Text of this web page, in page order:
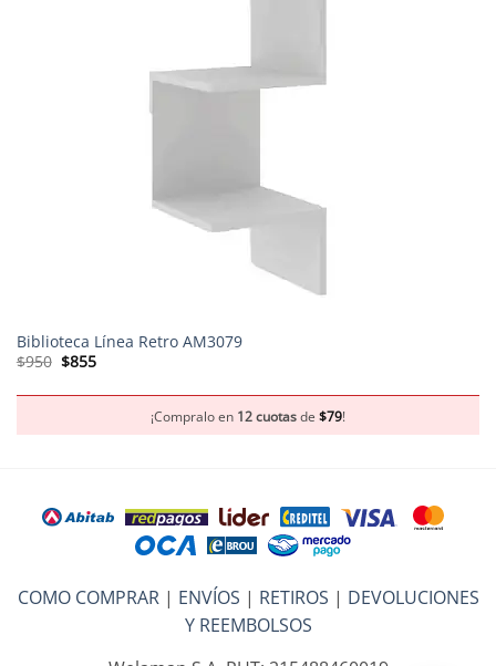
Biblioteca Línea Retro AM3079
$950 El
$855El
¡Compralo en 12 cuotasde $79!
COMO COMPRAR| ENVÍOS | RETIROS | DEVOLUCIONES
Y REEMBOLSOS